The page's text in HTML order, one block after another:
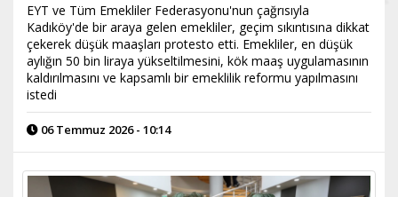
EYT ve Tüm Emekliler Federasyonu'nun çağrısıyla
Kadıköy'de bir araya gelen emekliler, geçim sıkıntısına dikkat
çekerek düşük maaşları protesto etti. Emekliler, en düşük
aylığın 50 bin liraya yükseltilmesini, kök maaş uygulamasının
kaldırılmasını ve kapsamlı bir emeklilik reformu yapılmasını
istedi
06 Temmuz 2026 - 10:14